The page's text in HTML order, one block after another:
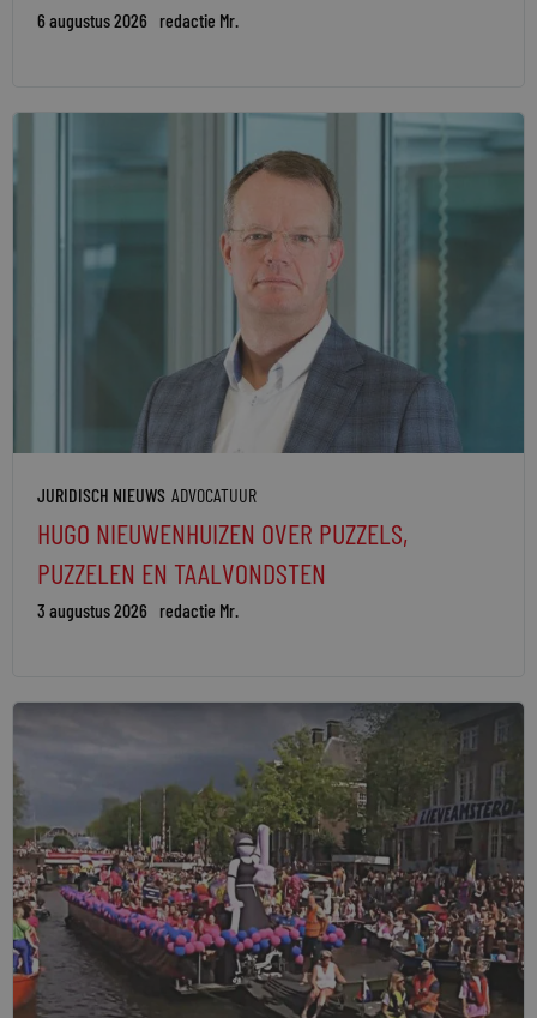
6 augustus 2026 redactie Mr.
JURIDISCH NIEUWS ADVOCATUUR
HUGO NIEUWENHUIZEN OVER PUZZELS,
PUZZELEN EN TAALVONDSTEN
3 augustus 2026 redactie Mr.